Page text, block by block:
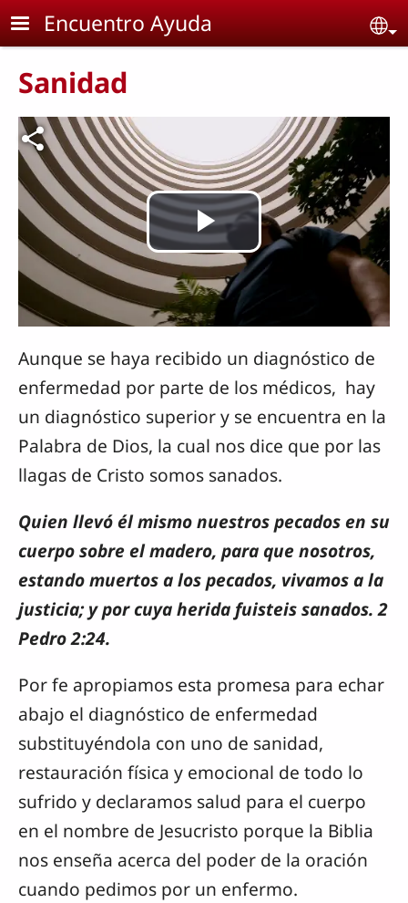
Skip to main content
Encuentro Ayuda
Sanidad
Archivo de vídeo
Reproducir
Vídeo
Aunque se haya recibido un diagnóstico de
enfermedad por parte de los médicos, hay
un diagnóstico superior y se encuentra en la
Palabra de Dios, la cual nos dice que por las
llagas de Cristo somos sanados.
Quien llevó él mismo nuestros pecados en su
cuerpo sobre el madero, para que nosotros,
estando muertos a los pecados, vivamos a la
justicia; y por cuya herida fuisteis sanados. 2
Pedro 2:24.
Por fe apropiamos esta promesa para echar
abajo el diagnóstico de enfermedad
substituyéndola con uno de sanidad,
restauración física y emocional de todo lo
sufrido y declaramos salud para el cuerpo
en el nombre de Jesucristo porque la Biblia
nos enseña acerca del poder de la oración
cuando pedimos por un enfermo.